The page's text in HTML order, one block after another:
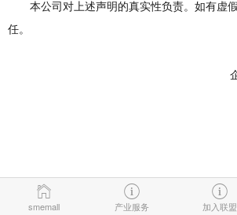
本公司对上述声明的真实性负责。如有虚
任。
企业名称（盖
日
smemall 产业服务 加入联盟